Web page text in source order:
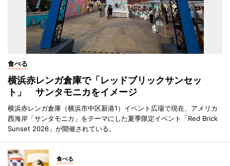
食べる
横浜赤レンガ倉庫で「レッドブリックサンセッ
ト」 サンタモニカをイメージ
横浜赤レンガ倉庫（横浜市中区新港1）イベント広場で現在、アメリカ
西海岸「サンタモニカ」をテーマにした夏季限定イベント「Red Brick
Sunset 2026」が開催されている。
食べる